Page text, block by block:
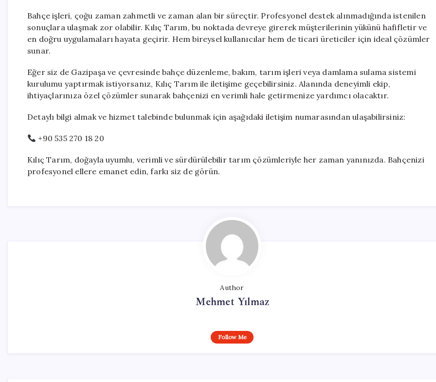
Bahçe işleri, çoğu zaman zahmetli ve zaman alan bir süreçtir. Profesyonel destek alınmadığında istenilen
sonuçlara ulaşmak zor olabilir. Kılıç Tarım, bu noktada devreye girerek müşterilerinin yükünü hafifletir ve
en doğru uygulamaları hayata geçirir. Hem bireysel kullanıcılar hem de ticari üreticiler için ideal çözümler
sunar.
Eğer siz de Gazipaşa ve çevresinde bahçe düzenleme, bakım, tarım işleri veya damlama sulama sistemi
kurulumu yaptırmak istiyorsanız, Kılıç Tarım ile iletişime geçebilirsiniz. Alanında deneyimli ekip,
ihtiyaçlarınıza özel çözümler sunarak bahçenizi en verimli hale getirmenize yardımcı olacaktır.
Detaylı bilgi almak ve hizmet talebinde bulunmak için aşağıdaki iletişim numarasından ulaşabilirsiniz:
+90 535 270 18 20
Kılıç Tarım, doğayla uyumlu, verimli ve sürdürülebilir tarım çözümleriyle her zaman yanınızda. Bahçenizi
profesyonel ellere emanet edin, farkı siz de görün.
Author
Mehmet Yılmaz
Follow Me